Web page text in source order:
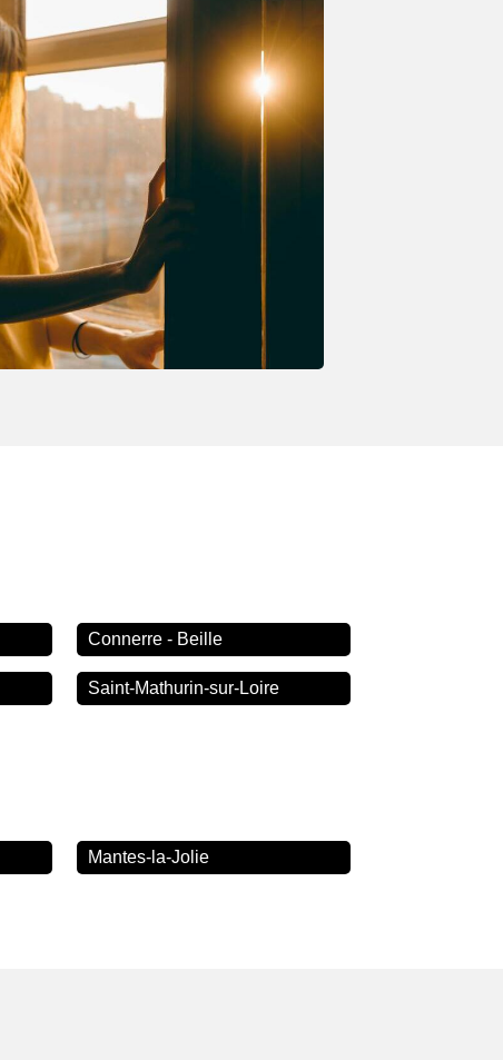
Connerre - Beille
Saint-Mathurin-sur-Loire
Mantes-la-Jolie